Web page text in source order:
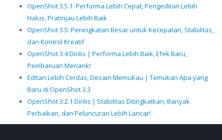
OpenShot 3.5.1: Performa Lebih Cepat, Pengeditan Lebih
Halus, Pratinjau Lebih Baik
OpenShot 3.5: Peningkatan Besar untuk Kecepatan, Stabilitas,
dan Kontrol Kreatif
OpenShot 3.4 Dirilis | Performa Lebih Baik, Efek Baru,
Pembaruan Menarik!
Editan Lebih Cerdas, Desain Memukau | Temukan Apa yang
Baru di OpenShot 3.3
OpenShot 3.2.1 Dirilis | Stabilitas Ditingkatkan, Banyak
Perbaikan, dan Peluncuran Lebih Lancar!